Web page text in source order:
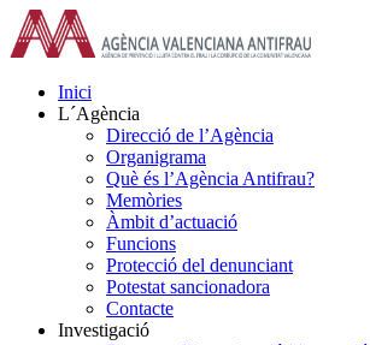
Skip
to
content
Inici
L´Agència
Direcció de l’Agència
Organigrama
Què és l’Agència Antifrau?
Memòries
Àmbit d’actuació
Funcions
Protecció del denunciant
Potestat sancionadora
Contacte
Investigació